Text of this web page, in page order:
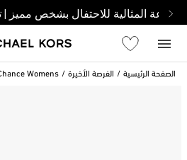
الساعة المثالية للاحتفال بشخص
الصفحة الرئيسية الفرصة الأخيرة Womens